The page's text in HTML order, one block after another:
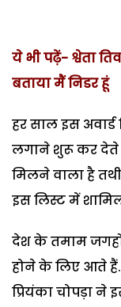
ये भी पढ़ें- श्वेता
बताया मैं निडर हूं
हर साल इस
लगाने शुरू कर देते
मिलने वाला है
इस लिस्ट में
देश के तमाम
होने के लिए आते
प्रियंका चोपड़ा ने